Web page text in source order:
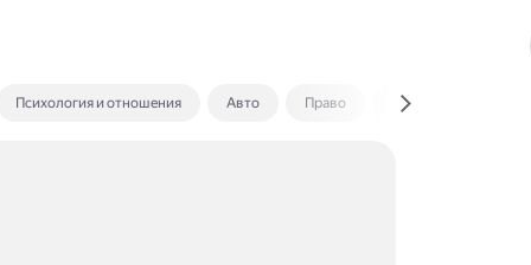
Психология и отношения Авто Право Экономика и финансы